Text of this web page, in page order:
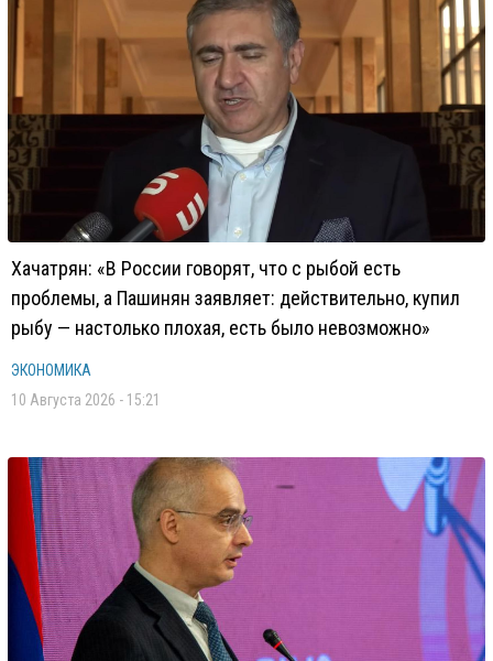
Хачатрян: «В России говорят, что с рыбой есть
проблемы, а Пашинян заявляет: действительно, купил
рыбу — настолько плохая, есть было невозможно»
ЭКОНОМИКА
10 Августа 2026 - 15:21